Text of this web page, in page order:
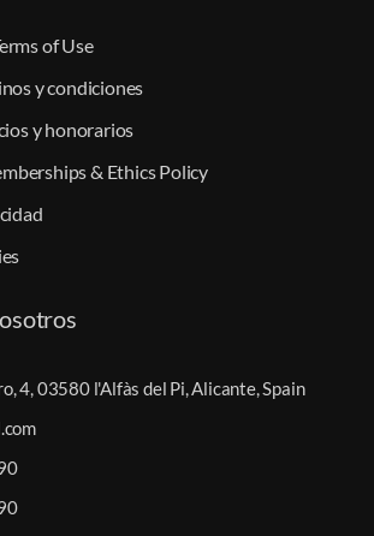
of Use
y condiciones
y honorarios
& Ethics Policy
4, 03580 l'Alfàs del Pi, Alicante, Spain